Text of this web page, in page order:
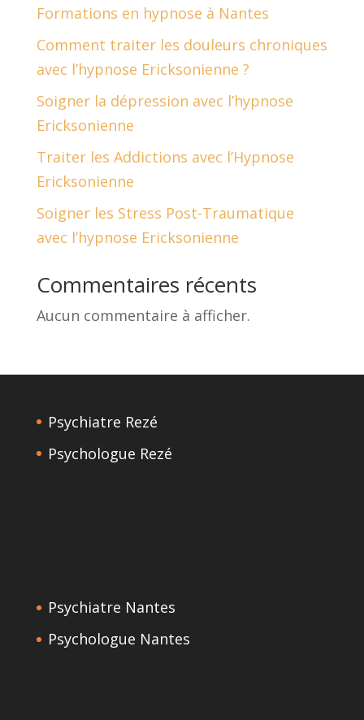
Formations en hypnose à Nantes
Comment traiter les douleurs chroniques
avec l’hypnose Ericksonienne ?
Soigner la dépression avec l’hypnose
Ericksonienne
Traiter les Addictions avec l’Hypnose
Ericksonienne
Soigner les Stress Post-Traumatique
avec l’hypnose Ericksonienne
Commentaires récents
Aucun commentaire à afficher.
Psychiatre Rezé
Psychologue Rezé
Psychiatre Nantes
Psychologue Nantes